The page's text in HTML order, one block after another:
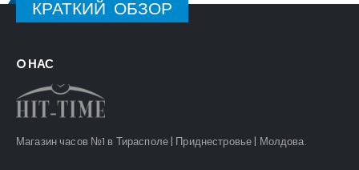
КРАТКИЙ ОБЗОР
O НАС
Магазин часов №1 в Тирасполе | Приднестровье | Молдова.